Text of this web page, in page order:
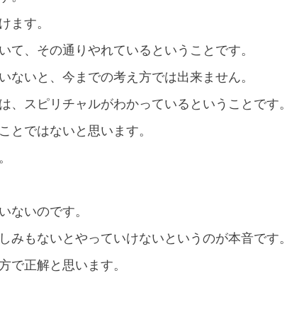
ます。
て、その通りやれているということです。
ないと、今までの考え方では出来ません。
、スピリチャルがわかっているということです。
とではないと思います。
ないのです。
みもないとやっていけないというのが本音です。
で正解と思います。